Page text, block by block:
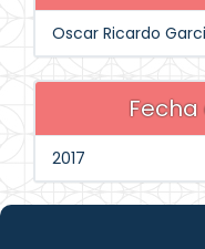
Oscar Ricardo
2017